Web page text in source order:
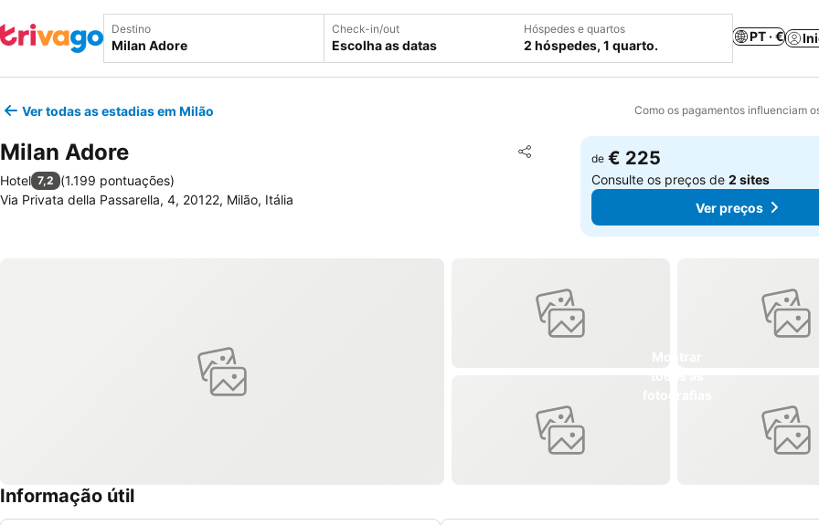
Destino Check-in/out
Escolha as datas
Hóspedes e quartos
2 hóspedes, 1 quarto.
PT · €
Ver todas as estadias em Milão Como os pagamentos influenciam
Milan Adore Partilhar
Adicionar aos favoritos
Hotel 7,2 (1.199 pontuações)
Via Privata della Passarella, 4, 20122, Milão, Itália
de € 225
Consulte os preços de2 sites
Ver preços
Informação útil